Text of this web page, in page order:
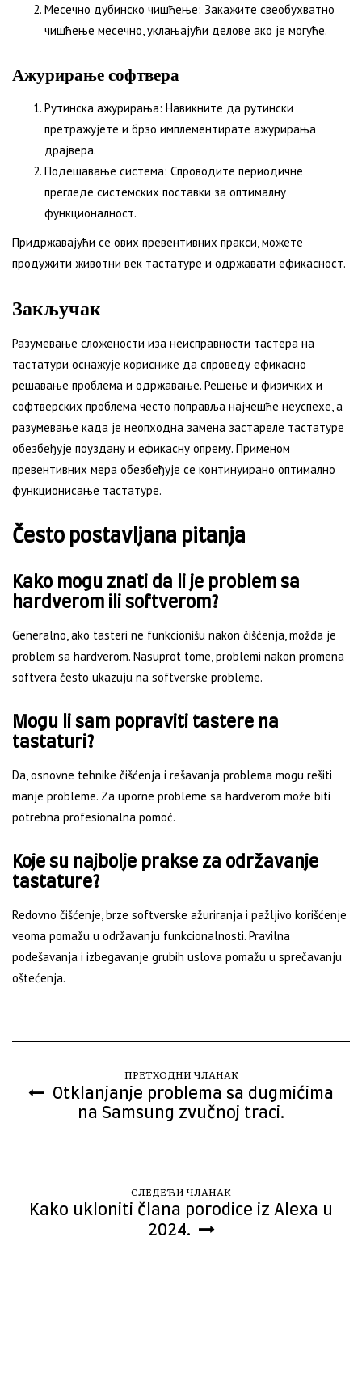
Месечно дубинско чишћење: Закажите свеобухватно
чишћење месечно, уклањајући делове ако је могуће.
Ажурирање софтвера
Рутинска ажурирања: Навикните да рутински
претражујете и брзо имплементирате ажурирања
драјвера.
Подешавање система: Спроводите периодичне
прегледе системских поставки за оптималну
функционалност.
Придржавајући се ових превентивних пракси, можете
продужити животни век тастатуре и одржавати ефикасност.
Закључак
Разумевање сложености иза неисправности тастера на
тастатури оснажује кориснике да спроведу ефикасно
решавање проблема и одржавање. Решење и физичких и
софтверских проблема често поправља најчешће неуспехе, а
разумевање када је неопходна замена застареле тастатуре
обезбеђује поуздану и ефикасну опрему. Применом
превентивних мера обезбеђује се континуирано оптимално
функционисање тастатуре.
Često postavljana pitanja
Kako mogu znati da li je problem sa
hardverom ili softverom?
Generalno, ako tasteri ne funkcionišu nakon čišćenja, možda je
problem sa hardverom. Nasuprot tome, problemi nakon promena
softvera često ukazuju na softverske probleme.
Mogu li sam popraviti tastere na
tastaturi?
Da, osnovne tehnike čišćenja i rešavanja problema mogu rešiti
manje probleme. Za uporne probleme sa hardverom može biti
potrebna profesionalna pomoć.
Koje su najbolje prakse za održavanje
tastature?
Redovno čišćenje, brze softverske ažuriranja i pažljivo korišćenje
veoma pomažu u održavanju funkcionalnosti. Pravilna
podešavanja i izbegavanje grubih uslova pomažu u sprečavanju
oštećenja.
ПРЕТХОДНИ ЧЛАНАК
Otklanjanje problema sa dugmićima
na Samsung zvučnoj traci.
СЛЕДЕЋИ ЧЛАНАК
Kako ukloniti člana porodice iz Alexa u
2024.